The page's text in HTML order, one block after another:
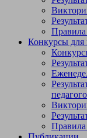
Правила
Конкурсы для
Правила